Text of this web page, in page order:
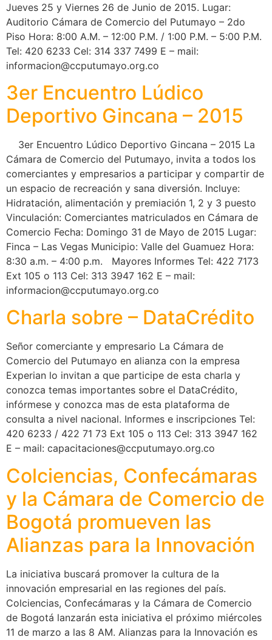
Jueves 25 y Viernes 26 de Junio de 2015. Lugar:
Auditorio Cámara de Comercio del Putumayo – 2do
Piso Hora: 8:00 A.M. – 12:00 P.M. / 1:00 P.M. – 5:00 P.M.
Tel: 420 6233 Cel: 314 337 7499 E – mail:
informacion@ccputumayo.org.co
3er Encuentro Lúdico
Deportivo Gincana – 2015
3er Encuentro Lúdico Deportivo Gincana – 2015 La
Cámara de Comercio del Putumayo, invita a todos los
comerciantes y empresarios a participar y compartir de
un espacio de recreación y sana diversión. Incluye:
Hidratación, alimentación y premiación 1, 2 y 3 puesto
Vinculación: Comerciantes matriculados en Cámara de
Comercio Fecha: Domingo 31 de Mayo de 2015 Lugar:
Finca – Las Vegas Municipio: Valle del Guamuez Hora:
8:30 a.m. – 4:00 p.m. Mayores Informes Tel: 422 7173
Ext 105 o 113 Cel: 313 3947 162 E – mail:
informacion@ccputumayo.org.co
Charla sobre – DataCrédito
Señor comerciante y empresario La Cámara de
Comercio del Putumayo en alianza con la empresa
Experian lo invitan a que participe de esta charla y
conozca temas importantes sobre el DataCrédito,
infórmese y conozca mas de esta plataforma de
consulta a nivel nacional. Informes e inscripciones Tel:
420 6233 / 422 71 73 Ext 105 o 113 Cel: 313 3947 162
E – mail: capacitaciones@ccputumayo.org.co
Colciencias, Confecámaras
y la Cámara de Comercio de
Bogotá promueven las
Alianzas para la Innovación
La iniciativa buscará promover la cultura de la
innovación empresarial en las regiones del país.
Colciencias, Confecámaras y la Cámara de Comercio
de Bogotá lanzarán esta iniciativa el próximo miércoles
11 de marzo a las 8 AM. Alianzas para la Innovación es